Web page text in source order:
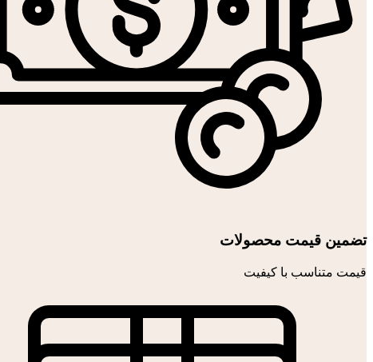
تضمین قیمت محصولات
قیمت متناسب با کیفیت